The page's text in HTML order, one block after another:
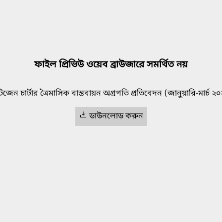
ফাইল প্রিভিউ ওয়েব ব্রাউজারে সমর্থিত নয়
চার্টার ত্রৈমাসিক বাস্তবায়ন অগ্রগতি প্রতিবেদন (জানুয়ারি-মার্চ
ডাউনলোড করুন